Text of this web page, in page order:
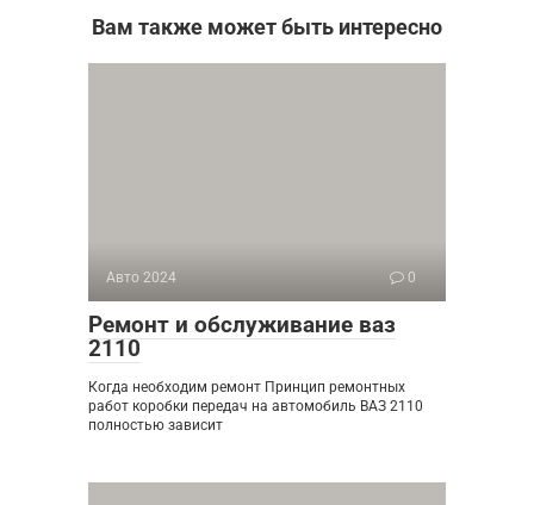
Вам также может быть интересно
Авто 2024 0
Ремонт и обслуживание ваз
2110
Когда необходим ремонт Принцип ремонтных
работ коробки передач на автомобиль ВАЗ 2110
полностью зависит